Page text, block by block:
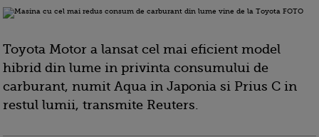
Toyota Motor a lansat cel mai eficient model
hibrid din lume in privinta consumului de
carburant, numit Aqua in Japonia si Prius C in
restul lumii, transmite Reuters.